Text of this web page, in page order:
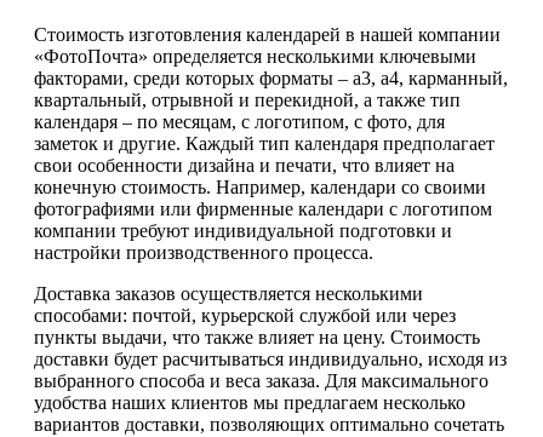
Стоимость изготовления календарей в нашей компании
«ФотоПочта» определяется несколькими ключевыми
факторами, среди которых форматы – а3, а4, карманный,
квартальный, отрывной и перекидной, а также тип
календаря – по месяцам, с логотипом, с фото, для
заметок и другие. Каждый тип календаря предполагает
свои особенности дизайна и печати, что влияет на
конечную стоимость. Например, календари со своими
фотографиями или фирменные календари с логотипом
компании требуют индивидуальной подготовки и
настройки производственного процесса.
Доставка заказов осуществляется несколькими
способами: почтой, курьерской службой или через
пункты выдачи, что также влияет на цену. Стоимость
доставки будет расчитываться индивидуально, исходя из
выбранного способа и веса заказа. Для максимального
удобства наших клиентов мы предлагаем несколько
вариантов доставки, позволяющих оптимально сочетать